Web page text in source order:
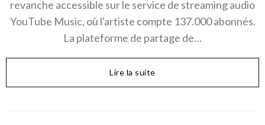
revanche accessible sur le service de streaming audio
YouTube Music, où l'artiste compte 137.000 abonnés.
La plateforme de partage de…
Lire la suite